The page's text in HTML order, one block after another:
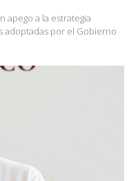
apego a la estrategia
adoptadas por el Gobierno